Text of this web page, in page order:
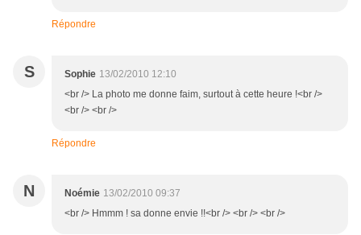
Répondre
S Sophie 13/02/2010 12:10
<br /> La photo me donne faim, surtout à cette heure !<br />
<br /> <br />
Répondre
N Noémie 13/02/2010 09:37
<br /> Hmmm ! sa donne envie !!<br /> <br /> <br />